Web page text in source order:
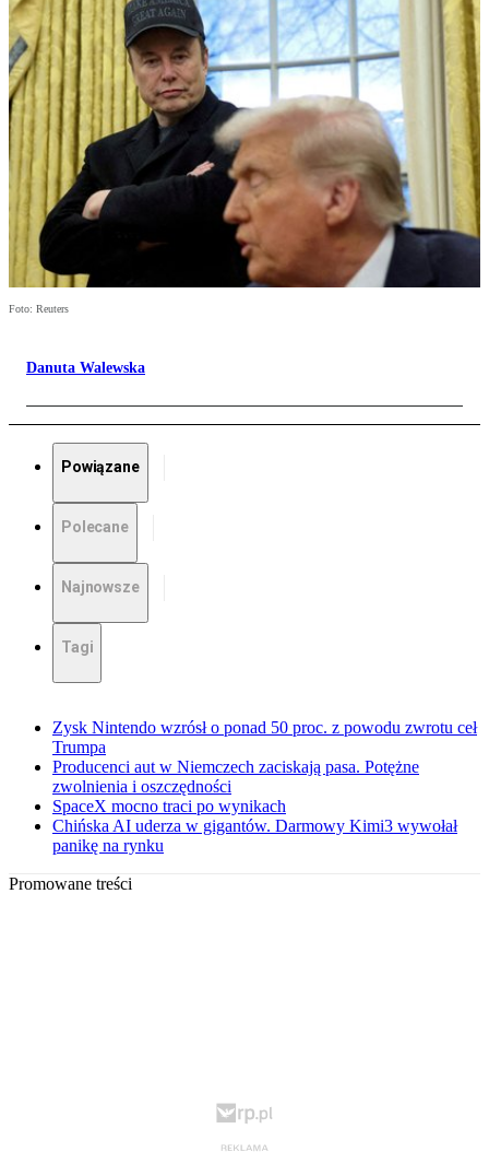
Foto: Reuters
Danuta Walewska
Powiązane
Polecane
Najnowsze
Tagi
Zysk Nintendo wzrósł o ponad 50 proc. z powodu zwrotu ceł
Trumpa
Producenci aut w Niemczech zaciskają pasa. Potężne
zwolnienia i oszczędności
SpaceX mocno traci po wynikach
Chińska AI uderza w gigantów. Darmowy Kimi3 wywołał
panikę na rynku
Promowane treści